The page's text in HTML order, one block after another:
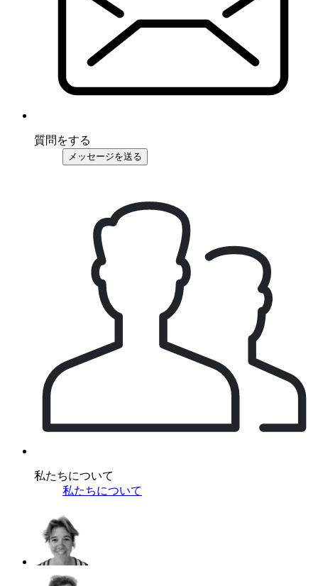
質問をする
メッセージを送る
私たちについて
私たちについて